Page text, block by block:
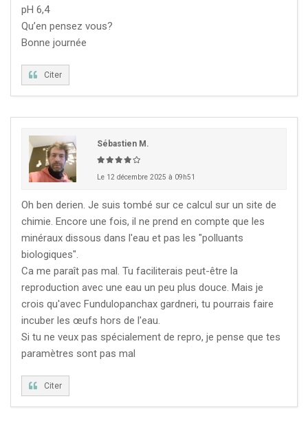
pH 6,4
Qu’en pensez vous?
Bonne journée
Citer
Sébastien M.
Le 12 décembre 2025 à 09h51
Oh ben derien. Je suis tombé sur ce calcul sur un site de
chimie. Encore une fois, il ne prend en compte que les
minéraux dissous dans l'eau et pas les "polluants
biologiques".
Ca me paraît pas mal. Tu faciliterais peut-être la
reproduction avec une eau un peu plus douce. Mais je
crois qu'avec Fundulopanchax gardneri, tu pourrais faire
incuber les œufs hors de l'eau.
Si tu ne veux pas spécialement de repro, je pense que tes
paramètres sont pas mal
Citer